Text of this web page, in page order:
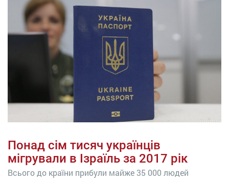
Понад сім тисяч українців
мігрували в Ізраїль за 2017 рік
Всього до країни прибули майже 35 000 людей